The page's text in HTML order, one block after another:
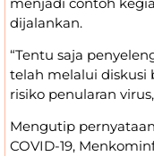
dijalankan.
“Tentu saja
telah melalui diskusi
risiko penularan
Mengutip
COVID-19,